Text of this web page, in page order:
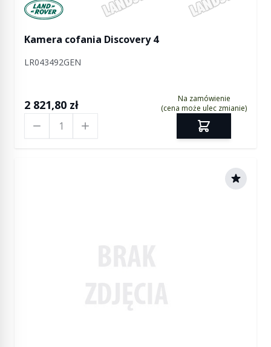
Manufactured by Land rover
Kamera cofania Discovery 4
LR043492GEN
2 821,80 zł
Na zamówienie
(cena może ulec zmianie)